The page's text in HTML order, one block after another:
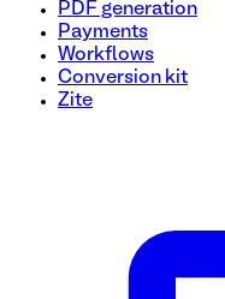
Créez un processus
des informations
PDF generation
Payments
Workflows
Conversion kit
Zite